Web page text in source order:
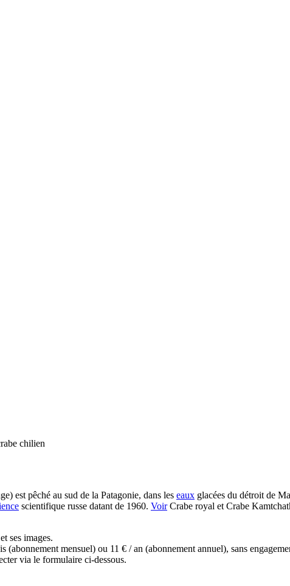
chilien
est pêché au sud de la Patagonie, dans les eaux glacées du détroit de
scientifique russe datant de 1960. VoirCrabe royal et Crabe
ses images.
mensuel) ou 11 € / an (abonnement annuel), sans
via le formulaire ci-dessous.